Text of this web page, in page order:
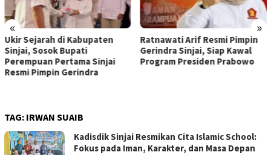
« »
Ukir Sejarah di Kabupaten
Sinjai, Sosok Bupati
Perempuan Pertama Sinjai
Resmi Pimpin Gerindra
Ratnawati Arif Resmi Pimpin
Gerindra Sinjai, Siap Kawal
Program Presiden Prabowo
TAG: IRWAN SUAIB
Kadisdik Sinjai Resmikan Cita Islamic School:
Fokus pada Iman, Karakter, dan Masa Depan